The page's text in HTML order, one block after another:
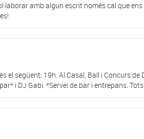
amb algun escrit només cal que
el següent: 19h. Al Casal, Ball i Concurs de
i DJ Gabi. *Servei de bar i entrepans.